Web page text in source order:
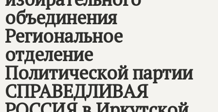
объединения
Региональное
отделение
Политической партии
СПРАВЕДЛИВАЯ